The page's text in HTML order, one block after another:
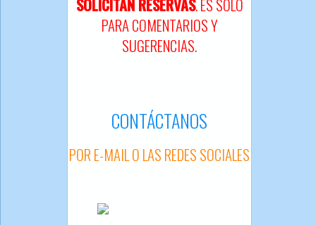
SOLICITAN RESERVAS. ES SOLO
PARA COMENTARIOS Y
SUGERENCIAS.
CONTÁCTANOS
POR E-MAIL O LAS REDES SOCIALES